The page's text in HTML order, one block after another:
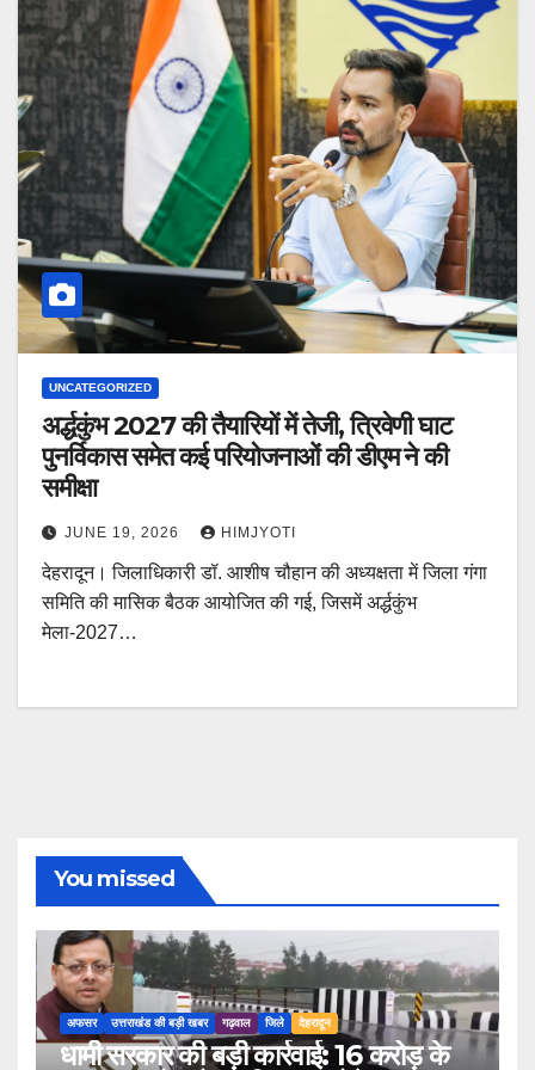
UNCATEGORIZED
अर्द्धकुंभ 2027 की तैयारियों में तेजी, त्रिवेणी घाट
पुनर्विकास समेत कई परियोजनाओं की डीएम ने की
समीक्षा
JUNE 19, 2026 HIMJYOTI
देहरादून। जिलाधिकारी डॉ. आशीष चौहान की अध्यक्षता में जिला गंगा
समिति की मासिक बैठक आयोजित की गई, जिसमें अर्द्धकुंभ
मेला-2027…
You missed
अफसर उत्तराखंड की बड़ी खबर गढ़वाल जिले देहरादून
धामी सरकार की बड़ी कार्रवाई: 16 करोड़ के